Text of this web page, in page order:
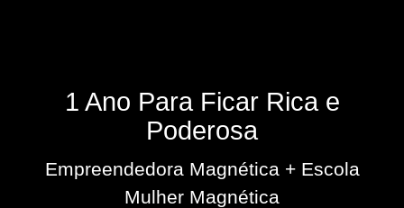
1 Ano Para Ficar Rica e
Poderosa
Empreendedora Magnética + Escola
Mulher Magnética